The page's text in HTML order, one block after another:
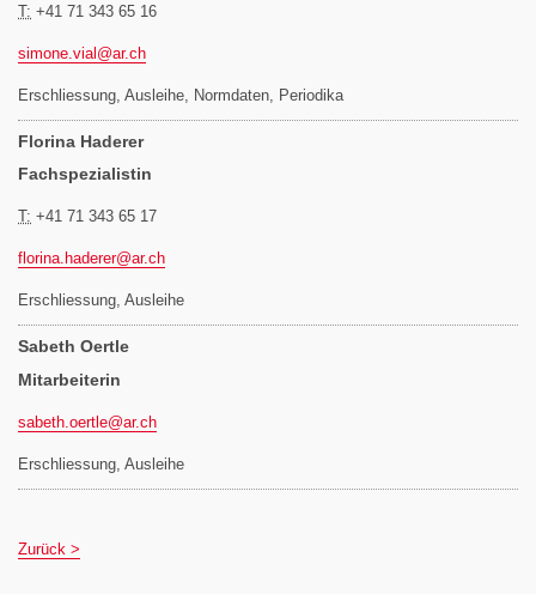
T: +41 71 343 65 16
simone.vial@ar.ch
Erschliessung, Ausleihe, Normdaten, Periodika
Florina Haderer
Fachspezialistin
T: +41 71 343 65 17
florina.haderer@ar.ch
Erschliessung, Ausleihe
Sabeth Oertle
Mitarbeiterin
sabeth.oertle@ar.ch
Erschliessung, Ausleihe
Zurück >